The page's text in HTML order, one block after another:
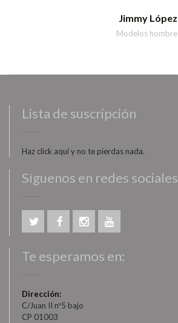
Jimmy López
Modelos hombre
Lista de suscripción
Haz click aquí y no te pierdas nada.
Síguenos en redes sociales
Te esperamos en:
Dirección:
C/Juan II nº5 bajo
CP 01003